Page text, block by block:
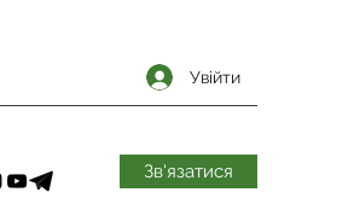
Увійти
Зв'язатися